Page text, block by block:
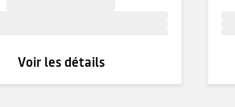
Voir les détails